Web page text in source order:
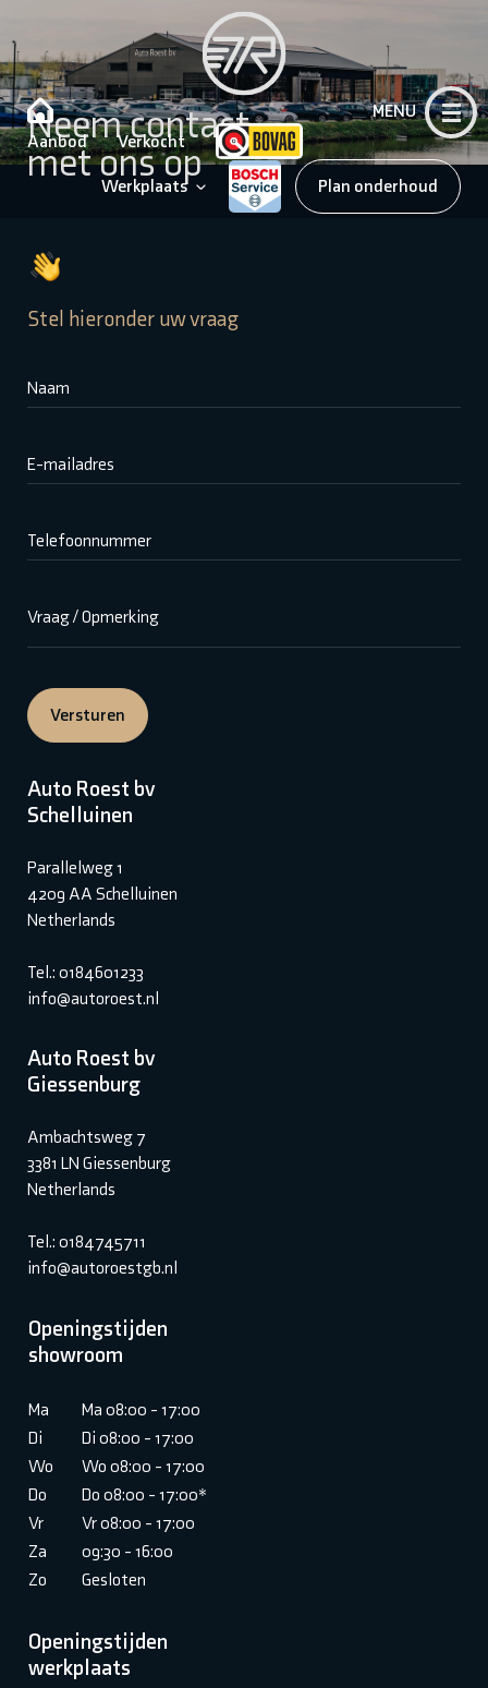
Aanbod Verkocht
Werkplaats Plan onderhoud
MENU
Neem contact
met ons op
Stel hieronder uw vraag
Naam
E-mailadres
Telefoonnummer
Vraag / Opmerking
Versturen
Auto Roest bv
Schelluinen
Parallelweg 1
4209 AA Schelluinen
Netherlands
Tel.: 0184601233
info@autoroest.nl
Auto Roest bv
Giessenburg
Ambachtsweg 7
3381 LN Giessenburg
Netherlands
Tel.: 0184745711
info@autoroestgb.nl
Openingstijden
showroom
Ma
Ma 08:00 - 17:00
Di
Di 08:00 - 17:00
Wo
Wo 08:00 - 17:00
Do
Do 08:00 - 17:00*
Vr
Vr 08:00 - 17:00
Za
09:30 - 16:00
Zo
Gesloten
Openingstijden
werkplaats